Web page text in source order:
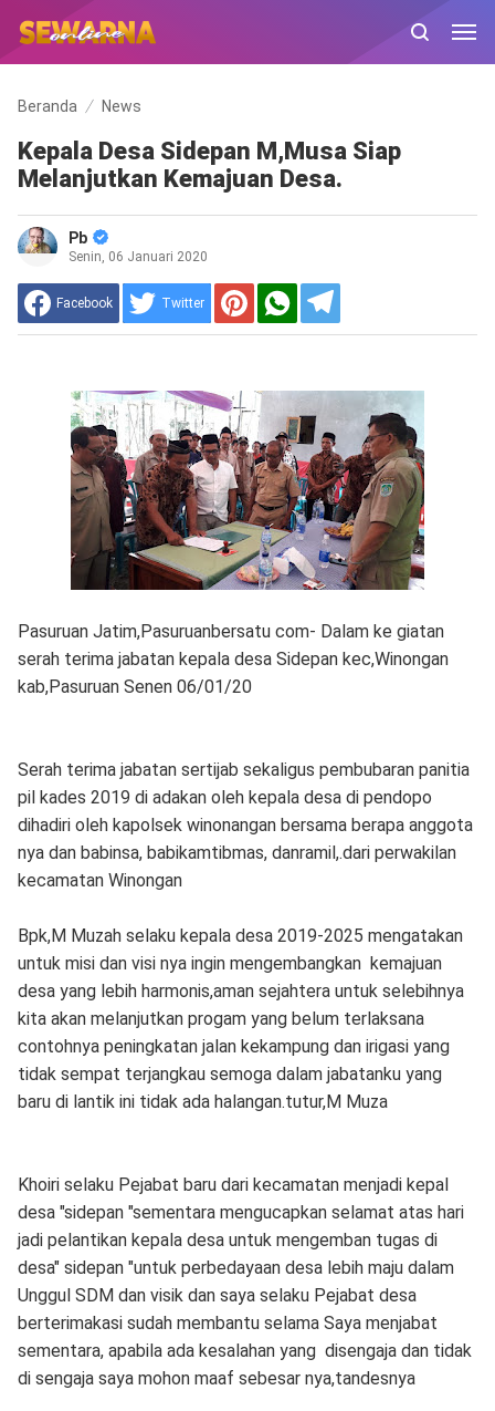
Beranda News
Kepala Desa Sidepan M,Musa Siap
Melanjutkan Kemajuan Desa.
Pb
Senin, 06 Januari 2020
Facebook Twitter
Pasuruan Jatim,Pasuruanbersatu com- Dalam ke giatan
serah terima jabatan kepala desa Sidepan kec,Winongan
kab,Pasuruan Senen 06/01/20
Serah terima jabatan sertijab sekaligus pembubaran panitia
pil kades 2019 di adakan oleh kepala desa di pendopo
dihadiri oleh kapolsek winonangan bersama berapa anggota
nya dan babinsa, babikamtibmas, danramil,.dari perwakilan
kecamatan Winongan
Bpk,M Muzah selaku kepala desa 2019-2025 mengatakan
untuk misi dan visi nya ingin mengembangkan kemajuan
desa yang lebih harmonis,aman sejahtera untuk selebihnya
kita akan melanjutkan progam yang belum terlaksana
contohnya peningkatan jalan kekampung dan irigasi yang
tidak sempat terjangkau semoga dalam jabatanku yang
baru di lantik ini tidak ada halangan.tutur,M Muza
Khoiri selaku Pejabat baru dari kecamatan menjadi kepal
desa "sidepan "sementara mengucapkan selamat atas hari
jadi pelantikan kepala desa untuk mengemban tugas di
desa" sidepan "untuk perbedayaan desa lebih maju dalam
Unggul SDM dan visik dan saya selaku Pejabat desa
berterimakasi sudah membantu selama Saya menjabat
sementara, apabila ada kesalahan yang disengaja dan tidak
di sengaja saya mohon maaf sebesar nya,tandesnya